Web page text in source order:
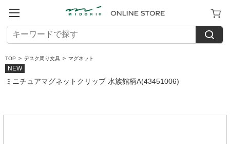
TOP > デスク周り文具 > マグネット
NEW
ミニチュアマグネットクリップ 水族館柄A(43451006)